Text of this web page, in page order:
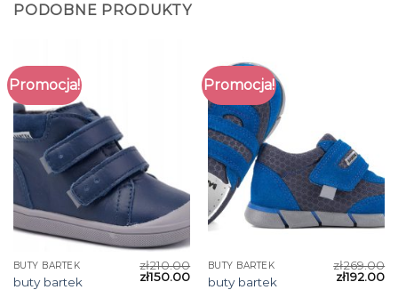
PODOBNE PRODUKTY
Promocja!
BUTY BARTEK
buty bartek
zł210.00
zł150.00
Promocja!
BUTY BARTEK
buty bartek
zł269.00
zł192.00